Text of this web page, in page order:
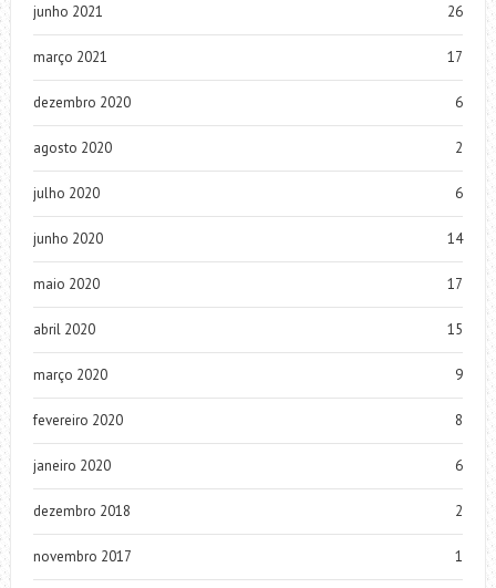
junho 2021 26
março 2021 17
dezembro 2020 6
agosto 2020 2
julho 2020 6
junho 2020 14
maio 2020 17
abril 2020 15
março 2020 9
fevereiro 2020 8
janeiro 2020 6
dezembro 2018 2
novembro 2017 1